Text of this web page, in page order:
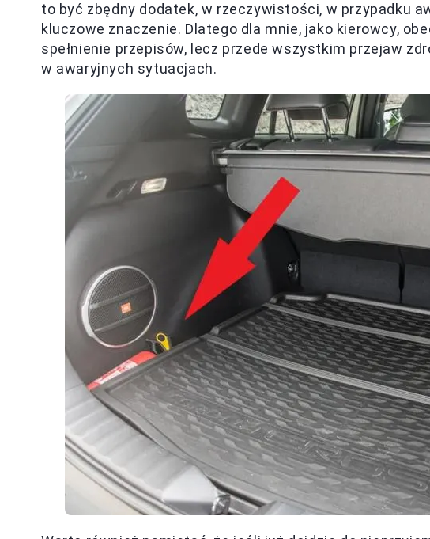
to być zbędny dodatek, w rzeczywistości, w przypadku
kluczowe znaczenie. Dlatego dla mnie, jako kierowcy,
spełnienie przepisów, lecz przede wszystkim przejaw
w awaryjnych sytuacjach.